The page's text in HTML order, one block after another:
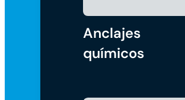
Anclajes
químicos